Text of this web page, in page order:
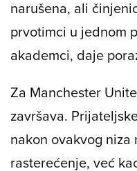
narušena, ali
prvotimci u jednom
akademci, daje
Za Manchester
završava.
nakon ovakvog
rasterećenje, već